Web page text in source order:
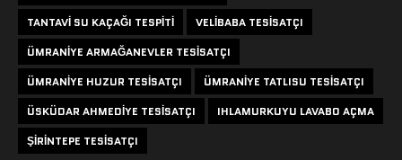
TANTAVI SU KAÇAĞI TESPITI
VELIBABA TESISATÇI
ÜMRANIYE ARMAĞANEVLER TESISATÇI
ÜMRANIYE HUZUR TESISATÇI
ÜMRANIYE TATLISU TESISATÇI
ÜSKÜDAR AHMEDIYE TESISATÇI
IHLAMURKUYU LAVABO AÇMA
ŞIRINTEPE TESISATÇI